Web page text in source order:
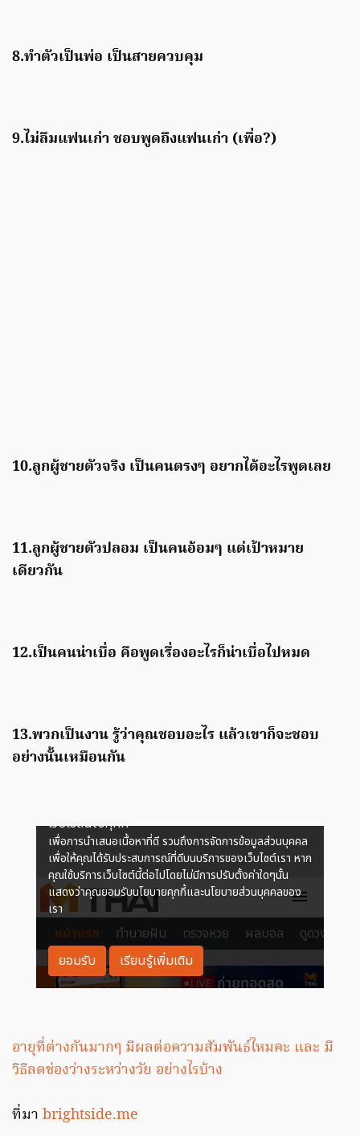
8.ทำตัวเป็นพ่อ เป็นสายควบคุม
9.ไม่ลืมแฟนเก่า ชอบพูดถึงแฟนเก่า (เพื่อ?)
10.ลูกผู้ชายตัวจริง เป็นคนตรงๆ อยากได้อะไรพูดเลย
11.ลูกผู้ชายตัวปลอม เป็นคนอ้อมๆ แต่เป้าหมาย
เดียวกัน
12.เป็นคนน่าเบื่อ คือพูดเรื่องอะไรก็น่าเบื่อไปหมด
13.พวกเป็นงาน รู้ว่าคุณชอบอะไร แล้วเขาก็จะชอบ
อย่างนั้นเหมือนกัน
อายุที่ต่างกันมากๆ มีผลต่อความสัมพันธ์ไหมคะ และ มี
วิธีลดช่องว่างระหว่างวัย อย่างไรบ้าง
ที่มา brightside.me